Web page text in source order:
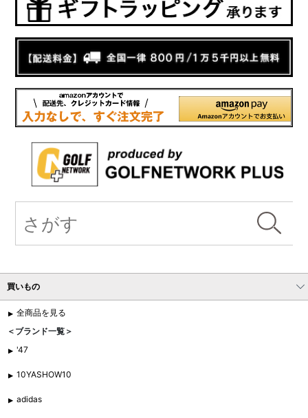
買いもの
全商品を見る
＜ブランド一覧＞
'47
10YASHOW10
adidas